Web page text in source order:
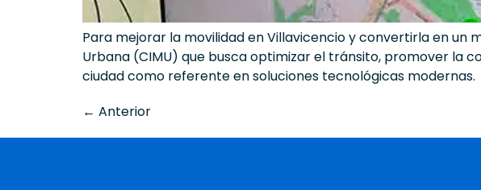
Para mejorar la movilidad en Villavicencio y convertirla en un
Urbana (CIMU) que busca optimizar el tránsito, promover la
ciudad como referente en soluciones tecnológicas modernas.
← Anterior